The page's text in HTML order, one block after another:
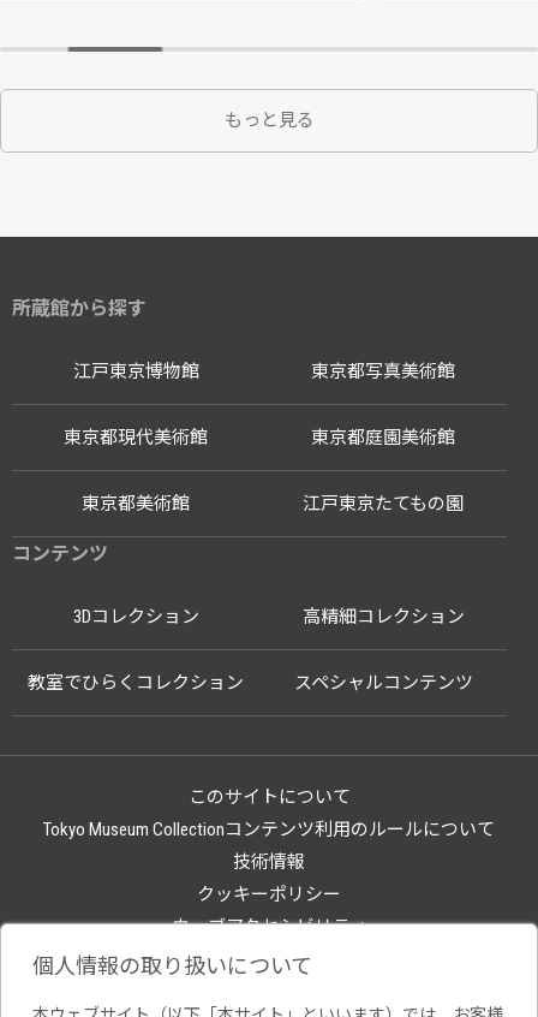
もっと見る
所蔵館から探す
江戸東京博物館
江戸東京たてもの園
東京都写真美術館
東京都現代美術館 東京都庭園美術館
東京都美術館
コンテンツ
3Dコレクション 高精細コレクション
教室でひらくコレクション スペシャルコンテンツ
このサイトについて
Tokyo Museum Collectionコンテンツ利用のルールについて
技術情報
クッキーポリシー
ウェブアクセシビリティ
関連サイト
個人情報の取り扱いについて